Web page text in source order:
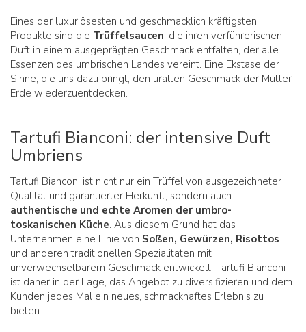
Eines der luxuriösesten und geschmacklich kräftigsten
Produkte sind die Trüffelsaucen, die ihren verführerischen
Duft in einem ausgeprägten Geschmack entfalten, der alle
Essenzen des umbrischen Landes vereint. Eine Ekstase der
Sinne, die uns dazu bringt, den uralten Geschmack der Mutter
Erde wiederzuentdecken.
Tartufi Bianconi: der intensive Duft
Umbriens
Tartufi Bianconi ist nicht nur ein Trüffel von ausgezeichneter
Qualität und garantierter Herkunft, sondern auch
authentische und echte Aromen der umbro-
toskanischen Küche. Aus diesem Grund hat das
Unternehmen eine Linie von Soßen, Gewürzen, Risottos
und anderen traditionellen Spezialitäten mit
unverwechselbarem Geschmack entwickelt. Tartufi Bianconi
ist daher in der Lage, das Angebot zu diversifizieren und dem
Kunden jedes Mal ein neues, schmackhaftes Erlebnis zu
bieten.